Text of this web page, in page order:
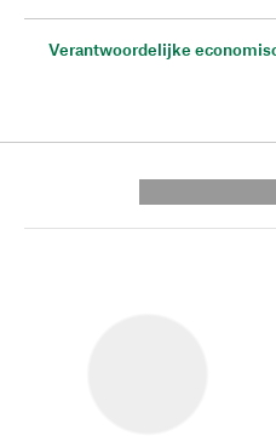
Verantwoordelijke